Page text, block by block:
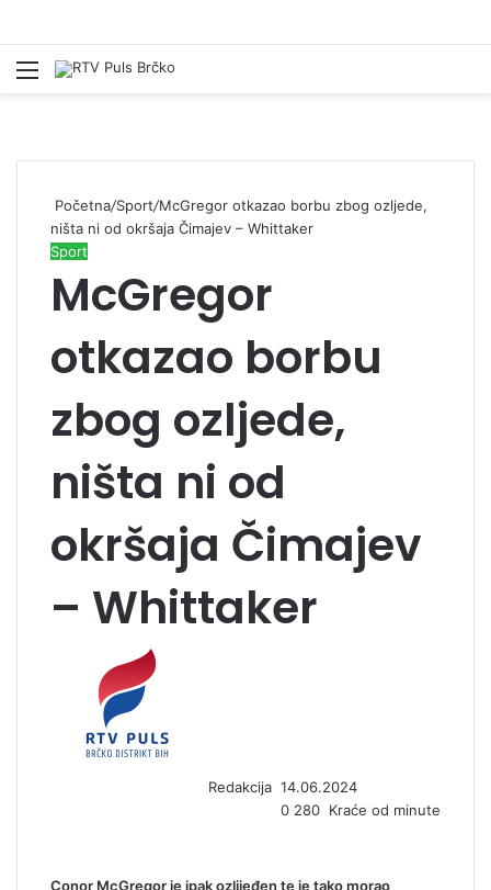
Izbornik
Početna/Sport/McGregor otkazao borbu zbog ozljede,
ništa ni od okršaja Čimajev – Whittaker
Sport
McGregor
otkazao borbu
zbog ozljede,
ništa ni od
okršaja Čimajev
– Whittaker
Redakcija e
m
l
14.06.2024
0 280 Kraće od minute
Conor McGregor je ipak ozlijeđen te je tako morao